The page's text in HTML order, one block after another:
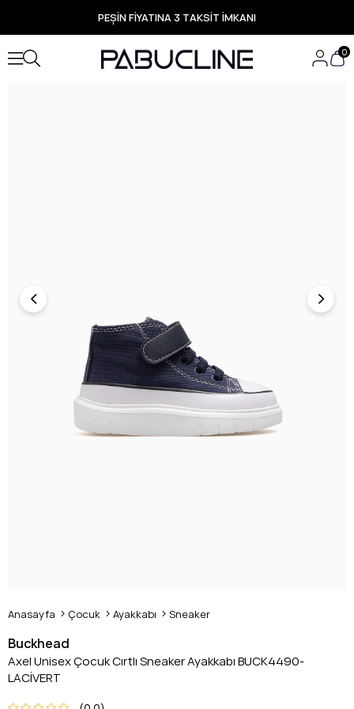
PEŞİN FİYATINA 3 TAKSİT İMKANI
TÜM ÜRÜNLERDE ÜCRETSİZ KARGO
Yeni Sezon Ürünlerde Özel Fırsatlar
Seçili Ürünlerde Hızlı Teslimat
0
Anasayfa Çocuk Ayakkabı Sneaker
Buckhead
Axel Unisex Çocuk Cırtlı Sneaker Ayakkabı BUCK4490-
LACİVERT